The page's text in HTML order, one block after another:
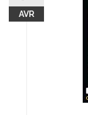
AVR